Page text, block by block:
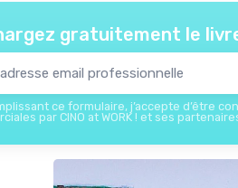
gratuitement le
ce formulaire, j’accepte d’être
par CINO at WORK ! et ses